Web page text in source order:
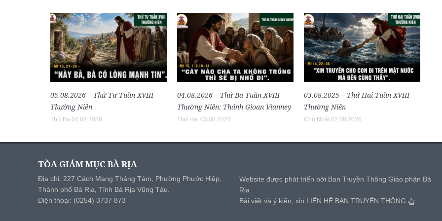
05.08.2026 – Thứ Tư Tuần XVIII
Thường Niên
Thứ Ba 04.08.2026
04.08.2026 – Thứ Ba Tuần XVIII
Thường Niên: Thánh Gioan Vianney
Thứ Hai 03.08.2026
03.08.2025 – Thứ Hai Tuần XVIII
Thường Niên
Chủ Nhật 02.08.2026
TÒA GIÁM MỤC BÀ RỊA
Địa chỉ: 227 Cách Mạng Tháng Tám, Phường Phước Hiệp,
Thành phố Bà Rịa, Tỉnh Bà Rịa Vũng Tàu.
Điện thoại: (0254) 3737 873
Website được phát triển bởi Ban Truyền Thông Giáo phận Bà
Rịa.
Bài viết và ý kiến, xin LIÊN HỆ BAN TRUYỀN THÔNG